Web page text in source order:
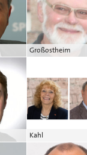
Großostheim
Kahl